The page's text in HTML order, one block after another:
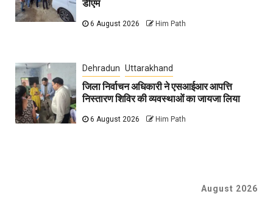
डीएम
6 August 2026 Him Path
Dehradun Uttarakhand
जिला निर्वाचन अधिकारी ने एसआईआर आपत्ति
निस्तारण शिविर की व्यवस्थाओं का जायजा लिया
6 August 2026 Him Path
August 2026